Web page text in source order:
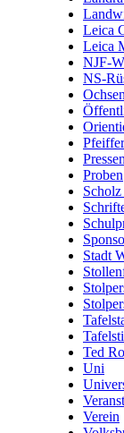
Leica
Leica
NJF-
NS-
Proben
Stadt
Ted
Uni
Verein